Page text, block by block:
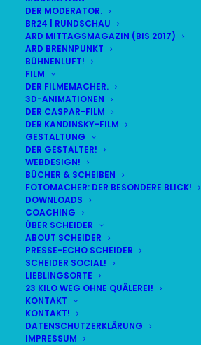
DER MODERATOR.
BR24 | RUNDSCHAU
ARD MITTAGSMAGAZIN (BIS 2017)
ARD BRENNPUNKT
BÜHNENLUFT!
FILM
DER FILMEMACHER.
3D-ANIMATIONEN
DER CASPAR-FILM
DER KANDINSKY-FILM
GESTALTUNG
DER GESTALTER!
WEBDESIGN!
BÜCHER & SCHEIBEN
FOTOMACHER: DER BESONDERE BLICK!
DOWNLOADS
COACHING
ÜBER SCHEIDER
ABOUT SCHEIDER
PRESSE-ECHO SCHEIDER
SCHEIDER SOCIAL!
LIEBLINGSORTE
23 KILO WEG OHNE QUÄLEREI!
KONTAKT
KONTAKT!
DATENSCHUTZERKLÄRUNG
IMPRESSUM
© STEFAN SCHEIDER
LIVE(alle Termine
DEMNÄCHST:
FR
07
AUG
BR24 | 18.30 UHR
BR MÜNCHEN FREIMANN
HAUPTMENÜ